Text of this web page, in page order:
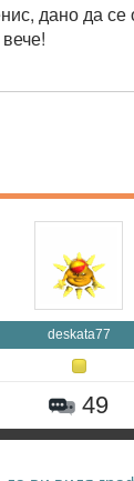
дано да се
deskata77
49